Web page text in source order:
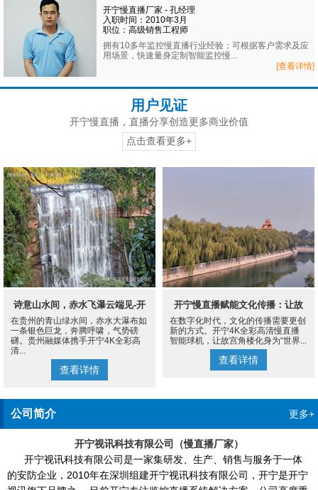
开宁慢直播厂家 - 孔经理
入职时间：2010年3月
职位：高级销售工程师
拥有10多年监控慢直播行业经验；可根据客户需求及应
用场景，快速量身定制智能监控慢...
[查看详情]
用户见证
开宁慢直播，直播分享创造更多商业价值
点击查看更多+
诗意山水间，赤水飞瀑云端见-开
宁4K慢直播摄像机
在贵州的青山绿水间，赤水大瀑布如
一条银色巨龙，奔腾呼啸，气势磅
礴。贵州融媒体携手开宁4K全彩高
清...
查看详情
开宁慢直播赋能文化传播：让故
宫角楼成为世界的文化客厅
在数字化时代，文化的传播需要更创
新的方式。开宁4K全彩高清慢直播
智能球机，让故宫角楼化身为“世界...
查看详情
公司简介 更多+
开宁视讯科技有限公司（慢直播厂家）
开宁视讯科技有限公司是一家集研发、生产、销售与服务于一体
的安防企业，2010年在深圳组建开宁视讯科技有限公司，开宁是开宁